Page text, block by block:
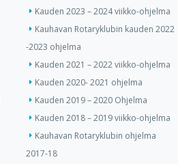
Kauden 2023 – 2024 viikko-ohjelma
Kauhavan Rotaryklubin kauden 2022
-2023 ohjelma
Kauden 2021 – 2022 viikko-ohjelma
Kauden 2020- 2021 ohjelma
Kauden 2019 – 2020 Ohjelma
Kauden 2018 – 2019 viikko-ohjelma
Kauhavan Rotaryklubin ohjelma
2017-18